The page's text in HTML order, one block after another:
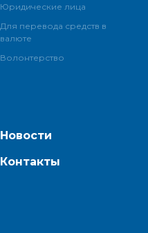
Юридические лица
Для перевода средств в
валюте
Волонтерство
Новости
Контакты